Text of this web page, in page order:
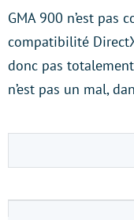
GMA 900 n’est pas
compatibilité
donc pas
n’est pas un mal,